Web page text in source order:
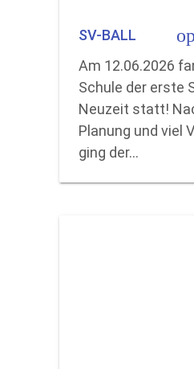
SV-BALL
Am 12.06.2026
Schule der erste
Neuzeit statt!
Planung und viel
ging der…